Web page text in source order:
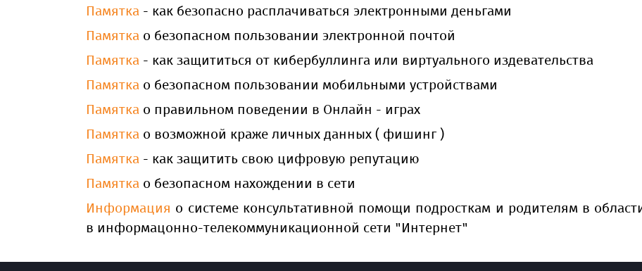
Памятка - как безопасно расплачиваться электронными деньгами
Памятка о безопасном пользовании электронной почтой
Памятка - как защититься от кибербуллинга или виртуального издевательства
Памятка о безопасном пользовании мобильными устройствами
Памятка о правильном поведении в Онлайн - играх
Памятка о возможной краже личных данных ( фишинг )
Памятка - как защитить свою цифровую репутацию
Памятка о безопасном нахождении в сети
Информация о системе консультативной помощи подросткам и родителям в
в информацонно-телекоммуникационной сети "Интернет"